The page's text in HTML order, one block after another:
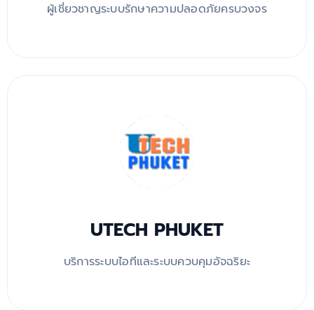
ผู้เชี่ยวชาญระบบรักษาความปลอดภัยครบวงจร
UTECH PHUKET
บริการระบบไอทีและระบบควบคุมอัจฉริยะ